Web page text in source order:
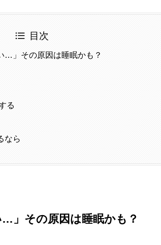
目次
…」その原因は睡眠かも？
る
なら
」その原因は睡眠かも？